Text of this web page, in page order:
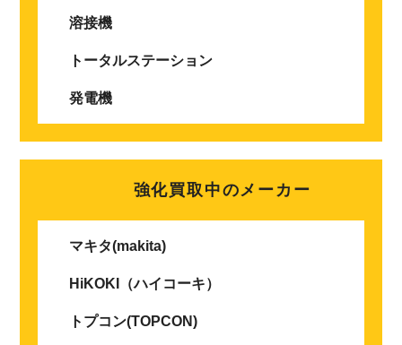
溶接機
トータルステーション
発電機
強化買取中のメーカー
マキタ(makita)
HiKOKI（ハイコーキ）
トプコン(TOPCON)